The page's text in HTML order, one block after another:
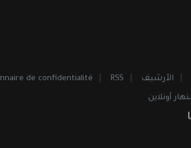
الأرشيف RSS
de confidentialité